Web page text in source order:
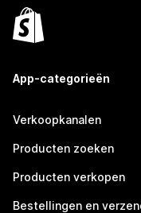
App-categorieën
Verkoopkanalen
Producten zoeken
Producten verkopen
Bestellingen en